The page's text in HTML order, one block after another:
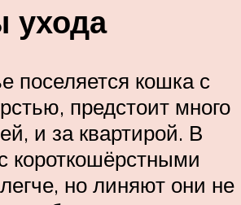
ухода
поселяется кошка с
предстоит много
и за квартирой. В
короткошёрстными
но линяют они не